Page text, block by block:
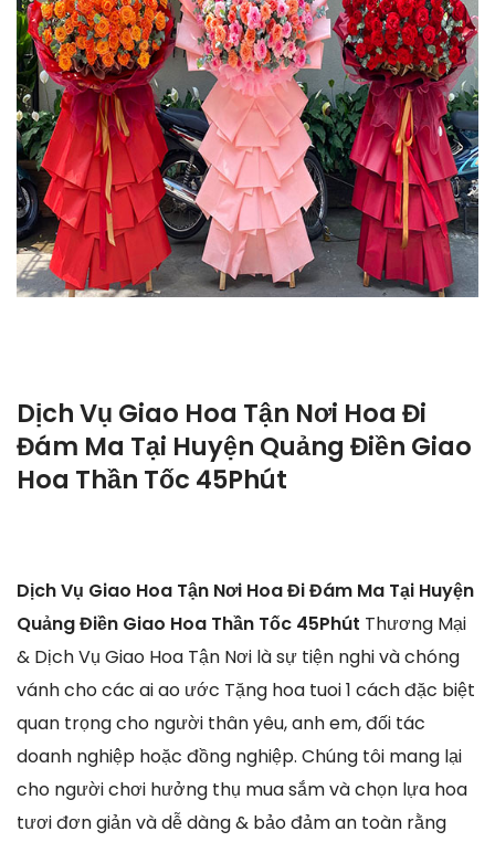
Dịch Vụ Giao Hoa Tận Nơi Hoa Đi
Đám Ma Tại Huyện Quảng Điền Giao
Hoa Thần Tốc 45Phút
Dịch Vụ Giao Hoa Tận Nơi Hoa Đi Đám Ma Tại Huyện
Quảng Điền Giao Hoa Thần Tốc 45Phút Thương Mại
& Dịch Vụ Giao Hoa Tận Nơi là sự tiện nghi và chóng
vánh cho các ai ao ước Tặng hoa tuoi 1 cách đặc biệt
quan trọng cho người thân yêu, anh em, đối tác
doanh nghiệp hoặc đồng nghiệp. Chúng tôi mang lại
cho người chơi hưởng thụ mua sắm và chọn lựa hoa
tươi đơn giản và dễ dàng & bảo đảm an toàn rằng